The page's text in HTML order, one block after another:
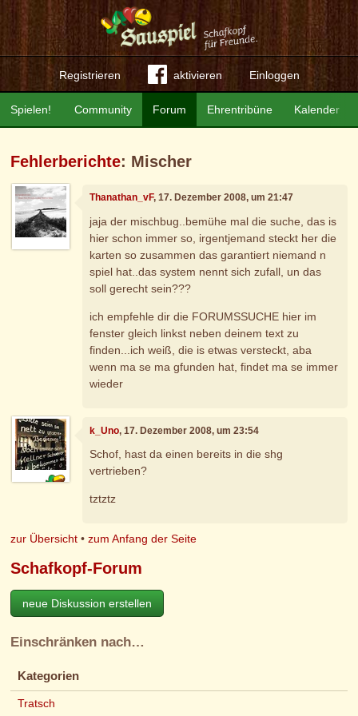
Registrieren aktivieren Einloggen
Community Forum Ehrentribüne Kalender
Spielen!
Fehlerberichte: Mischer
Thanathan_vF, 17. Dezember 2008, um 21:47
jaja der mischbug..bemühe mal die suche, das is
hier schon immer so, irgentjemand steckt her die
karten so zusammen das garantiert niemand n
spiel hat..das system nennt sich zufall, un das
soll gerecht sein???
ich empfehle dir die FORUMSSUCHE hier im
fenster gleich linkst neben deinem text zu
finden...ich weiß, die is etwas versteckt, aba
wenn ma se ma gfunden hat, findet ma se immer
wieder
k_Uno, 17. Dezember 2008, um 23:54
Schof, hast da einen bereits in die shg
vertrieben?
tztztz
zur Übersicht •zum Anfang der Seite
Schafkopf-Forum
neue Diskussion erstellen
Einschränken nach…
Kategorien
Tratsch